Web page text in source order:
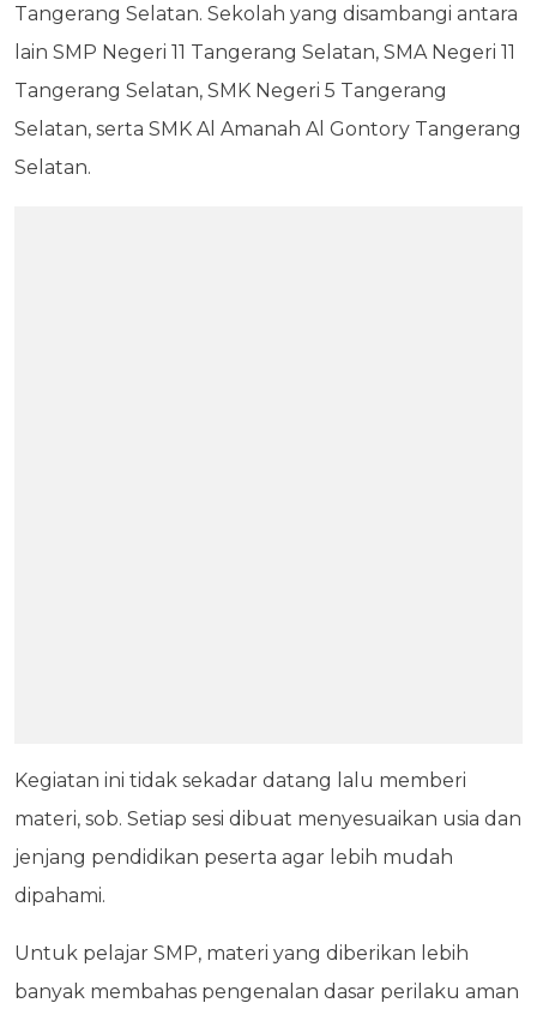
Tangerang Selatan. Sekolah yang disambangi antara
lain SMP Negeri 11 Tangerang Selatan, SMA Negeri 11
Tangerang Selatan, SMK Negeri 5 Tangerang
Selatan, serta SMK Al Amanah Al Gontory Tangerang
Selatan.
Kegiatan ini tidak sekadar datang lalu memberi
materi, sob. Setiap sesi dibuat menyesuaikan usia dan
jenjang pendidikan peserta agar lebih mudah
dipahami.
Untuk pelajar SMP, materi yang diberikan lebih
banyak membahas pengenalan dasar perilaku aman